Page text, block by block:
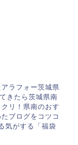
ラフォー茨城県
きたら茨城県南
リ！県南のおす
ブログをコツコ
気がする「福袋